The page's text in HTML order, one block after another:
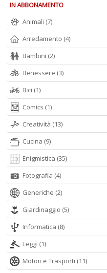
IN ABBONAMENTO
Animali (7)
Arredamento (4)
Bambini (2)
Benessere (3)
Bici (1)
Comics (1)
Creatività (13)
Cucina (9)
Enigmistica (35)
Fotografia (4)
Generiche (2)
Giardinaggio (5)
Informatica (8)
Leggi (1)
Motori e Trasporti (11)